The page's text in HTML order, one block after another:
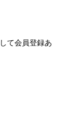
て会員登録あ